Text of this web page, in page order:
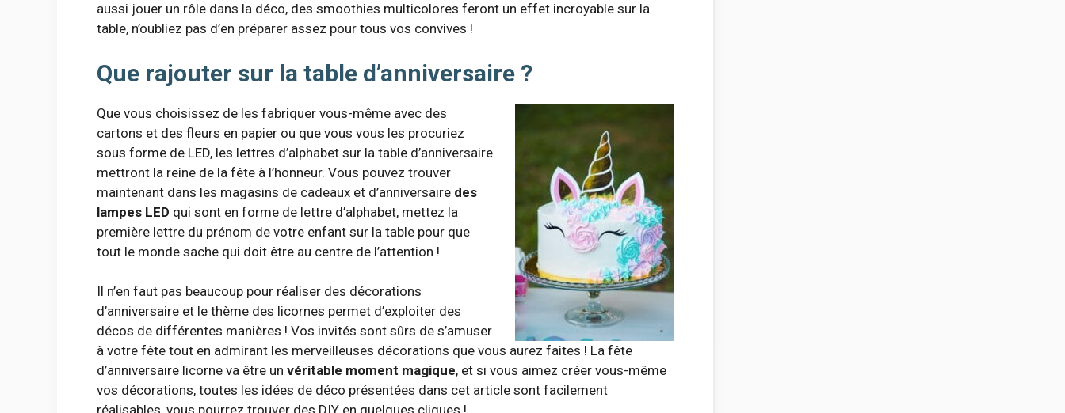
aussi jouer un rôle dans la déco, des smoothies multicolores feront un effet incroyable sur la
table, n’oubliez pas d’en préparer assez pour tous vos convives !
Que rajouter sur la table d’anniversaire ?
Que vous choisissez de les fabriquer vous-même avec des
cartons et des fleurs en papier ou que vous vous les procuriez
sous forme de LED, les lettres d’alphabet sur la table d’anniversaire
mettront la reine de la fête à l’honneur. Vous pouvez trouver
maintenant dans les magasins de cadeaux et d’anniversaire des
lampes LED qui sont en forme de lettre d’alphabet, mettez la
première lettre du prénom de votre enfant sur la table pour que
tout le monde sache qui doit être au centre de l’attention !
Il n’en faut pas beaucoup pour réaliser des décorations
d’anniversaire et le thème des licornes permet d’exploiter des
décos de différentes manières ! Vos invités sont sûrs de s’amuser
à votre fête tout en admirant les merveilleuses décorations que vous aurez faites ! La fête
d’anniversaire licorne va être un véritable moment magique, et si vous aimez créer vous-même
vos décorations, toutes les idées de déco présentées dans cet article sont facilement